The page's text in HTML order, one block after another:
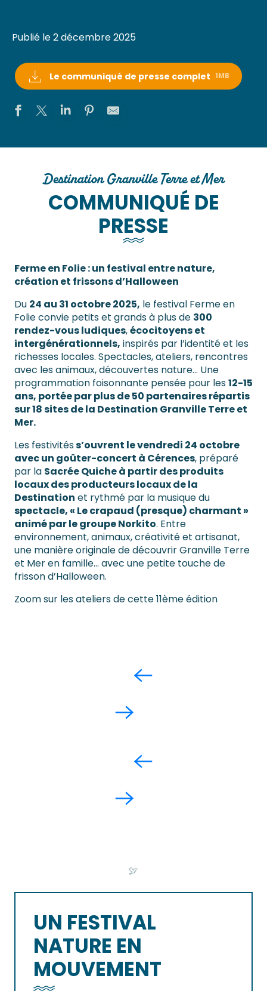
Publié le 2 décembre 2025
Le communiqué de presse complet 1MB
Destination Granville Terre et Mer
COMMUNIQUÉ DE
PRESSE
Ferme en Folie : un festival entre nature,
création et frissons d’Halloween
Du 24 au 31 octobre 2025, le festival Ferme en
Folie convie petits et grands à plus de 300
rendez-vous ludiques,écocitoyens et
intergénérationnels, inspirés par l’identité et les
richesses locales. Spectacles, ateliers, rencontres
avec les animaux, découvertes nature… Une
programmation foisonnante pensée pour les12-15
ans, portée par plus de 50 partenaires répartis
sur 18 sites de la Destination Granville Terre et
Mer.
Les festivitéss’ouvrent le vendredi 24 octobre
avec un goûter-concert à Cérences, préparé
par la Sacrée Quiche à partir des produits
locaux des producteurs locaux de la
Destination et rythmé par la musique du
spectacle, « Le crapaud (presque) charmant »
animé par le groupe Norkito. Entre
environnement, animaux, créativité et artisanat,
une manière originale de découvrir Granville Terre
et Mer en famille… avec une petite touche de
frisson d’Halloween.
Zoom sur les ateliers de cette 11ème édition
UN FESTIVAL
NATURE EN
MOUVEMENT